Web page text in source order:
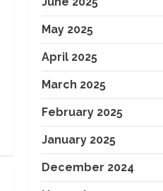
May 2025
April 2025
March 2025
February 2025
January 2025
December 2024